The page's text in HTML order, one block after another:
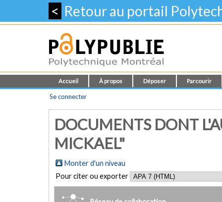
< Retour au portail
Accueil À propos Déposer Parcourir
Se connecter
DOCUMENTS DONT
MICKAEL"
Monter d'un niveau
Pour citer ou exporter